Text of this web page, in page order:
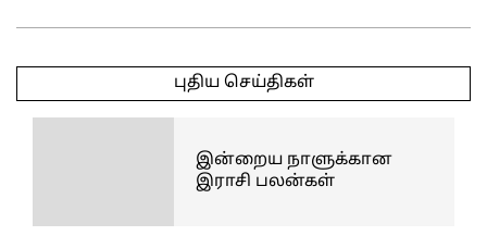
05-
புதிய செய்திகள்
இன்றைய நாளுக்கான
இராசி பலன்கள்